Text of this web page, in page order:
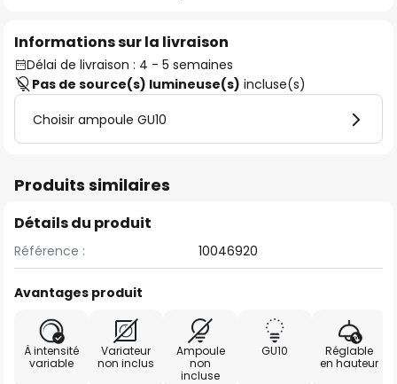
Informations sur la livraison
Délai de livraison : 4 - 5 semaines
Pas de source(s) lumineuse(s) incluse(s)
Choisir ampoule GU10
Produits similaires
Détails du produit
Référence : 10046920
Avantages produit
À intensité
variable
Variateur
non inclus
Ampoule
non
incluse
GU10
Réglable
en hauteur